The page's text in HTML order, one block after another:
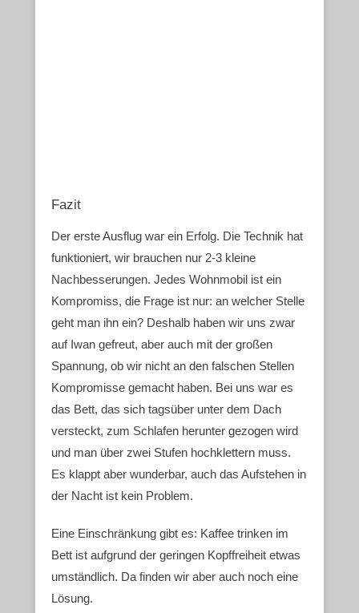
Fazit
Der erste Ausflug war ein Erfolg. Die Technik hat
funktioniert, wir brauchen nur 2-3 kleine
Nachbesserungen. Jedes Wohnmobil ist ein
Kompromiss, die Frage ist nur: an welcher Stelle
geht man ihn ein? Deshalb haben wir uns zwar
auf Iwan gefreut, aber auch mit der großen
Spannung, ob wir nicht an den falschen Stellen
Kompromisse gemacht haben. Bei uns war es
das Bett, das sich tagsüber unter dem Dach
versteckt, zum Schlafen herunter gezogen wird
und man über zwei Stufen hochklettern muss.
Es klappt aber wunderbar, auch das Aufstehen in
der Nacht ist kein Problem.
Eine Einschränkung gibt es: Kaffee trinken im
Bett ist aufgrund der geringen Kopffreiheit etwas
umständlich. Da finden wir aber auch noch eine
Lösung.